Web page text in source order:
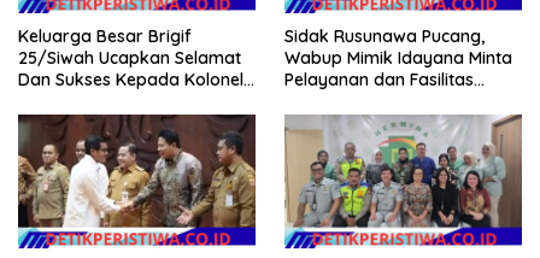
Keluarga Besar Brigif
25/Siwah Ucapkan Selamat
Dan Sukses Kepada Kolonel
M.AP
Sidak Rusunawa Pucang,
Wabup Mimik Idayana Minta
Pelayanan dan Fasilitas